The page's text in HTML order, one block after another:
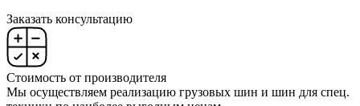
Заказать консультацию
Стоимость от производителя
Мы осуществляем реализацию грузовых шин и шин для спец.